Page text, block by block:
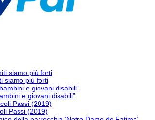
siamo più forti
e giovani disabili”
Passi (2019)